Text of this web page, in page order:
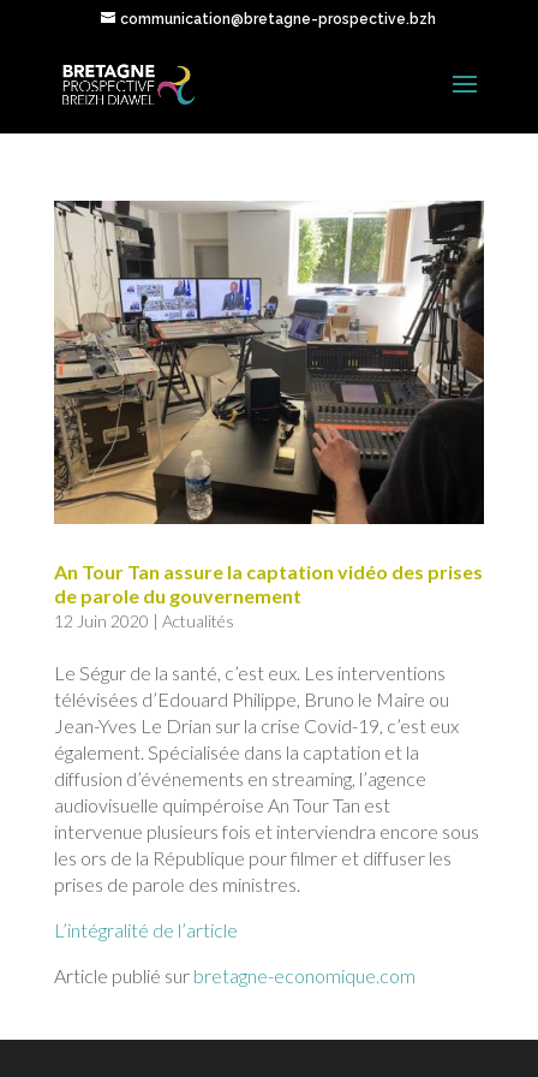
communication@bretagne-prospective.bzh
An Tour Tan assure la captation vidéo des prises
de parole du gouvernement
12 Juin 2020 | Actualités
Le Ségur de la santé, c’est eux. Les interventions
télévisées d’Edouard Philippe, Bruno le Maire ou
Jean-Yves Le Drian sur la crise Covid-19, c’est eux
également. Spécialisée dans la captation et la
diffusion d’événements en streaming, l’agence
audiovisuelle quimpéroise An Tour Tan est
intervenue plusieurs fois et interviendra encore sous
les ors de la République pour filmer et diffuser les
prises de parole des ministres.
L’intégralité de l’article
Article publié sur bretagne-economique.com